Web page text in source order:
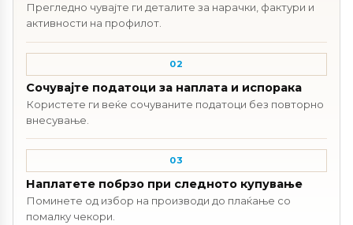
Прегледно чувајте ги деталите за нарачки, фактури и
активности на профилот.
02
Сочувајте податоци за наплата и испорака
Користете ги веќе сочуваните податоци без повторно
внесување.
03
Наплатете побрзо при следното купување
Поминете од избор на производи до плаќање со
помалку чекори.